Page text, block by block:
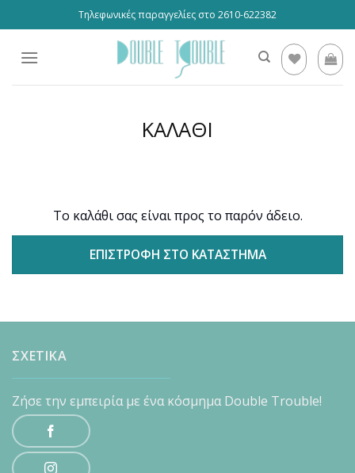
to
Τηλεφωνικές παραγγελίες στο 2610-622382
ΚΑΛΑΘΙ
Το καλάθι σας είναι προς το παρόν άδειο.
ΕΠΙΣΤΡΟΦΉ ΣΤΟ ΚΑΤΆΣΤΗΜΑ
ΣΧΕΤΙΚΑ
Ζήσε την εμπειρία με ένα κόσμημα Double Trouble!